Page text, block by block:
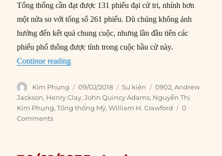
Tổng thống cần đạt được 131 phiếu đại cử tri, nhỉnh hơn
một nửa so với tổng số 261 phiếu. Dù chúng không ảnh
hưởng đến kết quả chung cuộc, nhưng lần đầu tiên các
phiếu phổ thông được tính trong cuộc bầu cử này.
Continue reading“09/02/1825: Kết quả bầu cử Tổng thống Mỹ
Author
Kim Phụng
Posted
on
09/02/2018 Categories
Sự kiện Tags
0902,Andrew
Jackson, Henry Clay,John Quincy Adams, Nguyễn Thị
Kim Phụng,Tổng thống Mỹ,William H. Crawford
0
Comments